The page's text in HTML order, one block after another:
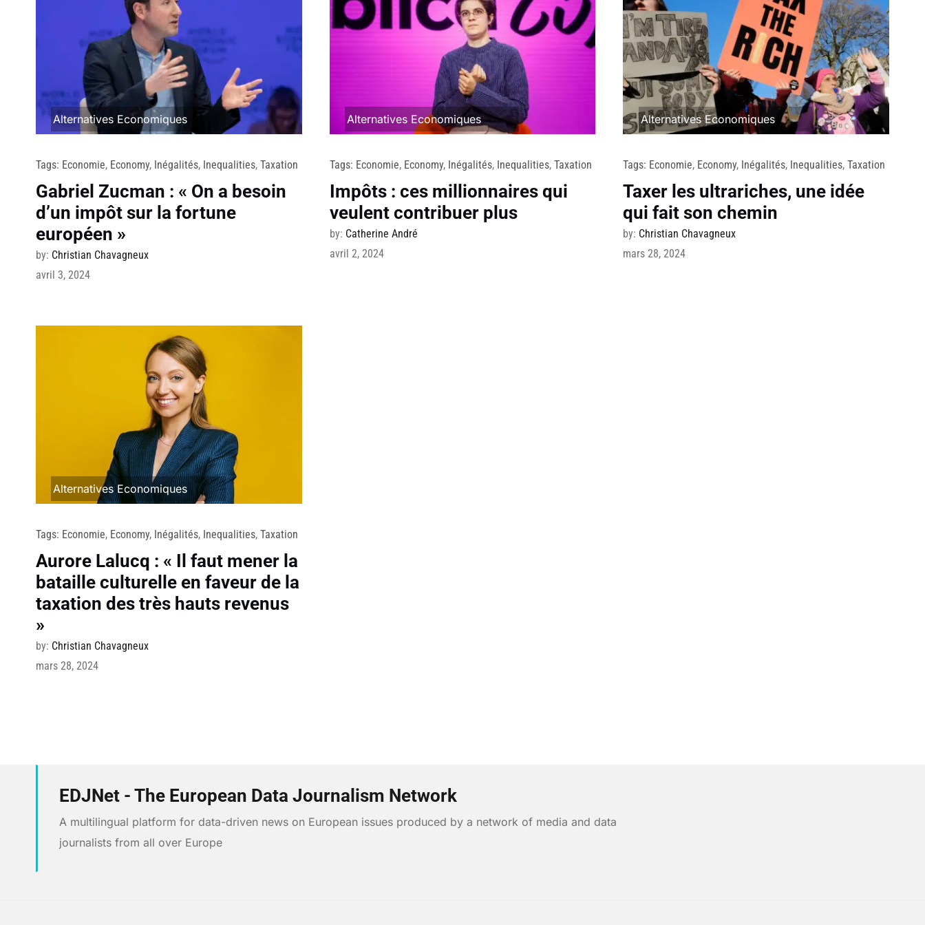
Alternatives Economiques
Tags: Economie, Economy, Inégalités, Inequalities, Taxation
Gabriel Zucman : « On a besoin
d’un impôt sur la fortune
européen »
by: Christian Chavagneux
avril 3, 2024
Alternatives Economiques
Tags: Economie, Economy, Inégalités, Inequalities, Taxation
Impôts : ces millionnaires qui
veulent contribuer plus
by: Catherine André
avril 2, 2024
Alternatives Economiques
Tags: Economie, Economy, Inégalités, Inequalities,Taxation
Taxer les ultrariches, une idée
qui fait son chemin
by: Christian Chavagneux
mars 28, 2024
Alternatives Economiques
Tags: Economie, Economy, Inégalités, Inequalities, Taxation
Aurore Lalucq : « Il faut mener la
bataille culturelle en faveur de la
taxation des très hauts revenus
»
by: Christian Chavagneux
mars 28, 2024
EDJNet - The European Data Journalism Network
A multilingual platform for data-driven news on European issues produced by a network of media and data
journalists from all over Europe